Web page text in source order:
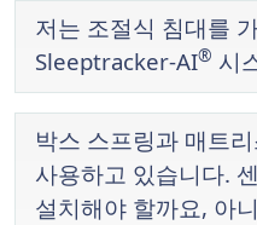
저는 조절식 침대를
Sleeptracker-AI® 시
박스 스프링과 매트
사용하고 있습니다.
설치해야 할까요, 아